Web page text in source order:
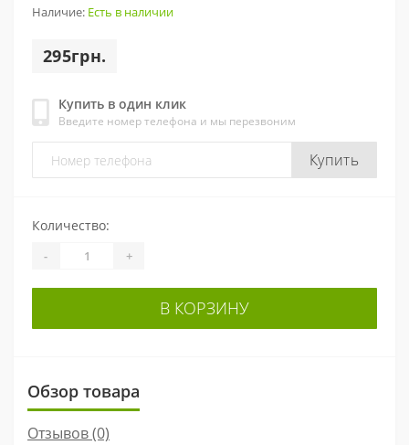
Наличие: Есть в наличии
295грн.
Купить в один клик
Введите номер телефона и мы перезвоним
Купить
Количество:
- +
В КОРЗИНУ
Обзор товара
Отзывов (0)